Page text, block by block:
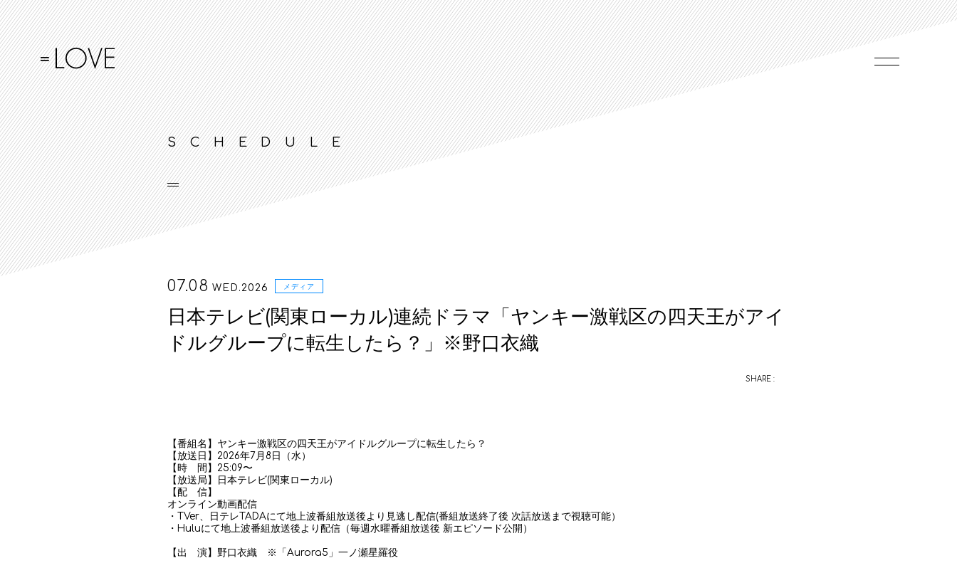
SCHEDULE
07.08 WED.2026 メディア
日本テレビ(関東ローカル)連続ドラマ「ヤンキー激戦区の四天王がアイ
ドルグループに転生したら？」※野口衣織
SHARE :
【番組名】ヤンキー激戦区の四天王がアイドルグループに転生したら？
【放送日】2026年7月8日（水）
【時 間】25:09〜
【放送局】日本テレビ(関東ローカル)
【配 信】
オンライン動画配信
・TVer、日テレTADAにて地上波番組放送後より見逃し配信(番組放送終了後 次話放送まで視聴可能）
・Huluにて地上波番組放送後より配信（毎週水曜番組放送後 新エピソード公開）
【出 演】野口衣織 ※「Aurora5」一ノ瀬星羅役